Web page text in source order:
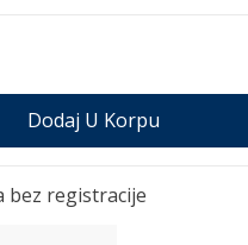
Dodaj U Korpu
bez registracije